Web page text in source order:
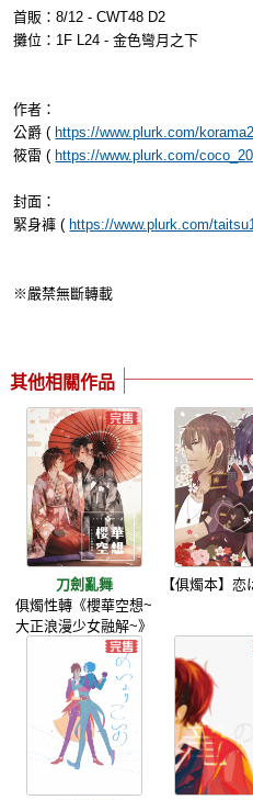
首販：8/12 - CWT48 D2
攤位：1F L24 - 金色彎月之下
作者：
公爵 ( https://www.plurk.com/
筱雷 ( https://www.plurk.com/
封面：
緊身褲 ( https://www.plurk.com/
※嚴禁無斷轉載
其他相關作品
刀劍亂舞
俱燭性轉《櫻華空想~
大正浪漫少女融解~》
【俱燭本】恋